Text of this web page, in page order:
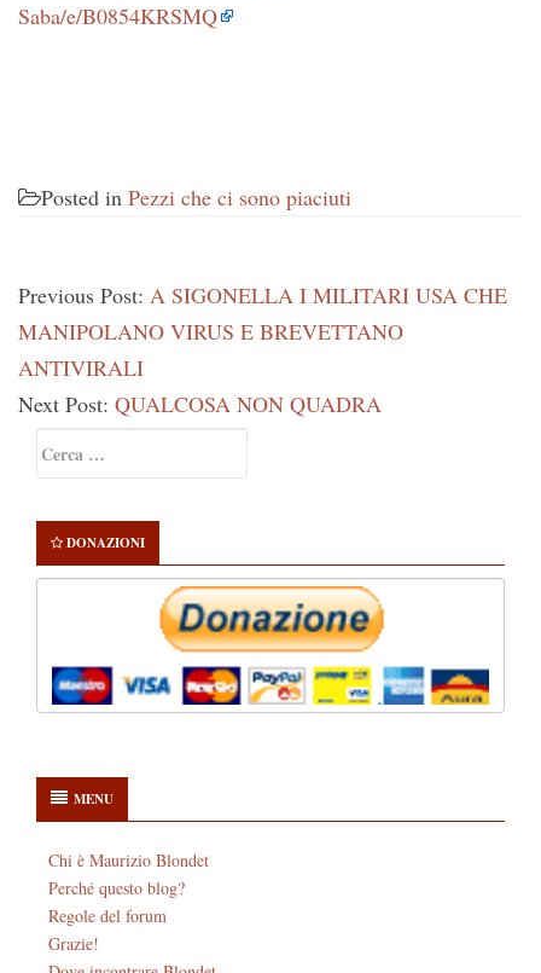
Saba/e/B0854KRSMQ
Posted in Pezzi che ci sono piaciuti
Previous Post: A SIGONELLA I MILITARI USA CHE
MANIPOLANO VIRUS E BREVETTANO
ANTIVIRALI
Next Post: QUALCOSA NON QUADRA
Sidebar
per:
DONAZIONI
MENU
Chi è Maurizio Blondet
Perché questo blog?
Regole del forum
Grazie!